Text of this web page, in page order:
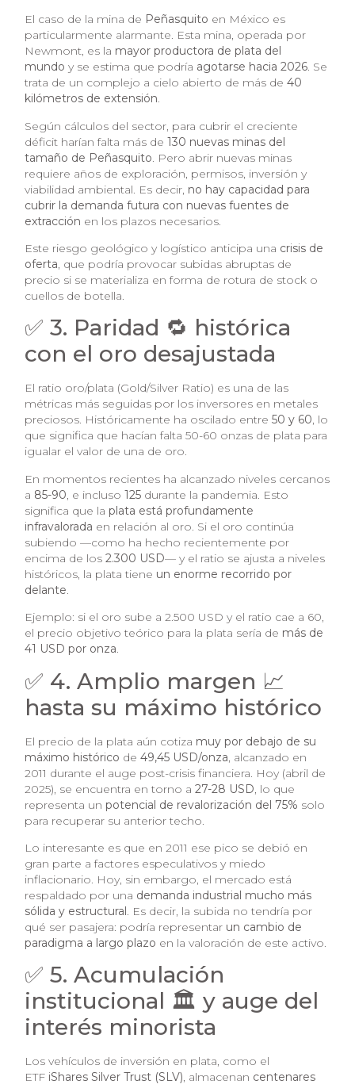
El caso de la mina de Peñasquito en México es
particularmente alarmante. Esta mina, operada por
Newmont, es la mayor productora de plata del
mundo y se estima que podría agotarse hacia 2026. Se
trata de un complejo a cielo abierto de más de40
kilómetros de extensión.
Según cálculos del sector, para cubrir el creciente
déficit harían falta más de130 nuevas minas del
tamaño de Peñasquito . Pero abrir nuevas minas
requiere años de exploración, permisos, inversión y
viabilidad ambiental. Es decir, no hay capacidad para
cubrir la demanda futura con nuevas fuentes de
extracción en los plazos necesarios.
Este riesgo geológico y logístico anticipa una crisis de
oferta, que podría provocar subidas abruptas de
precio si se materializa en forma de rotura de stock o
cuellos de botella.
✅ 3. Paridad 🔁 histórica
con el oro desajustada
El ratio oro/plata (Gold/Silver Ratio) es una de las
métricas más seguidas por los inversores en metales
preciosos. Históricamente ha oscilado entre50 y 60, lo
que significa que hacían falta 50-60 onzas de plata para
igualar el valor de una de oro.
En momentos recientes ha alcanzado niveles cercanos
a 85-90, e incluso125 durante la pandemia. Esto
significa que laplata está profundamente
infravalorada en relación al oro. Si el oro continúa
subiendo —como ha hecho recientemente por
encima de los2.300 USD— y el ratio se ajusta a niveles
históricos, la plata tiene un enorme recorrido por
delante.
Ejemplo: si el oro sube a 2.500 USD y el ratio cae a 60,
el precio objetivo teórico para la plata sería de más de
41 USD por onza.
✅ 4. Amplio margen 📈
hasta su máximo histórico
El precio de la plata aún cotiza muy por debajo de su
máximo histórico de49,45 USD/onza , alcanzado en
2011 durante el auge post-crisis financiera. Hoy (abril de
2025), se encuentra en torno a27-28 USD , lo que
representa unpotencial de revalorización del 75% solo
para recuperar su anterior techo.
Lo interesante es que en 2011 ese pico se debió en
gran parte a factores especulativos y miedo
inflacionario. Hoy, sin embargo, el mercado está
respaldado por una demanda industrial mucho más
sólida y estructural. Es decir, la subida no tendría por
qué ser pasajera: podría representar un cambio de
paradigma a largo plazo en la valoración de este activo.
✅ 5. Acumulación
institucional 🏛️ y auge del
interés minorista
Los vehículos de inversión en plata, como el
ETF iShares Silver Trust (SLV), almacenan centenares